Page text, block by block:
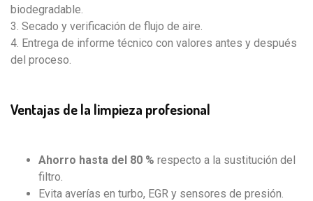
biodegradable.
3. Secado y verificación de flujo de aire.
4. Entrega de informe técnico con valores antes y después
del proceso.
Ventajas de la limpieza profesional
Ahorro hasta del 80 % respecto a la sustitución del
filtro.
Evita averías en turbo, EGR y sensores de presión.